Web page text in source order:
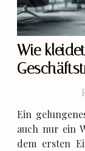
Wie
Ein
auch nur ein
dem ersten